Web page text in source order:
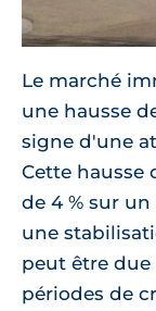
Le marché
une hausse
signe d'une
Cette hausse
de 4 % sur
une
peut être due
périodes de